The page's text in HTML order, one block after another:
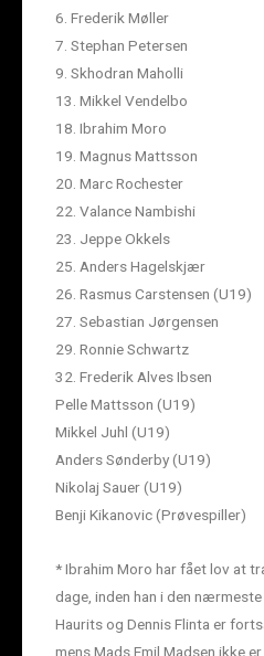
6. Frederik Møller
7. Stephan Petersen
9. Skhodran Maholli
13. Mikkel Vendelbo
18. Ibrahim Moro
19. Magnus Mattsson
20. Marc Rochester
22. Valance Nambishi
23. Jeppe Okkels
25. Anders Hagelskjær
26. Rasmus Carstensen (U19)
27. Sebastian Jørgensen
29. Ronnie Schwartz
32. Frederik Alves Ibsen
Pelle Mattsson (U19)
Mikkel Juhl (U19)
Anders Sønderby (U19)
Nikolaj Sauer (U19)
Benji Kikanovic (Prøvespiller)
* Ibrahim Moro har fået lov at
dage, inden han i den
Haurits og Dennis Flinta er
mens Mads Emil Madsen ikke